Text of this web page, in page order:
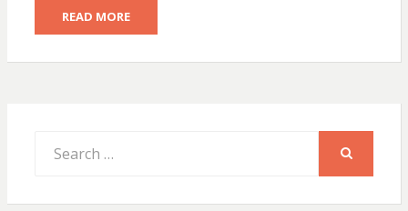
READ MORE
for: